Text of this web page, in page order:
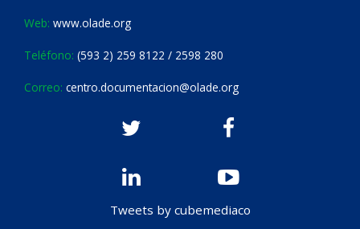
Web: www.olade.org
Teléfono: (593 2) 259 8122 / 2598 280
Correo: centro.documentacion@olade.org
Tweets by cubemediaco